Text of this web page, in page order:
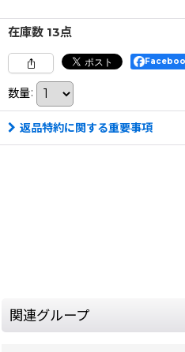
在庫数 13点
数量:
返品特約に関する重要事項
関連グループ